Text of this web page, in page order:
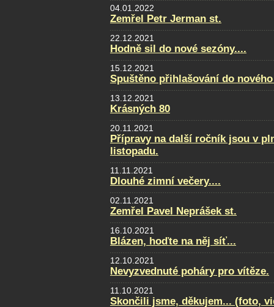
04.01.2022
Zemřel Petr Jerman st.
22.12.2021
Hodně sil do nové sezóny....
15.12.2021
Spuštěno přihlašování do
13.12.2021
Krásných 80
20.11.2021
Přípravy na další ročník jsou v
listopadu.
11.11.2021
Dlouhé zimní večery....
02.11.2021
Zemřel Pavel Neprášek st.
16.10.2021
Blázen, hoďte na něj síť...
12.10.2021
Nevyzvednuté poháry pro vítěze.
11.10.2021
Skončili jsme, děkujem... (foto,